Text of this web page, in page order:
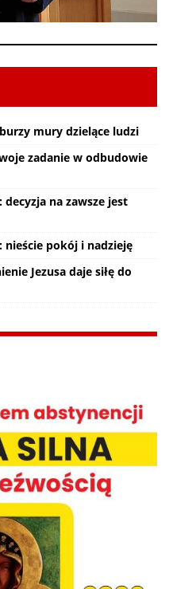
mury dzielące ludzi
zadanie w odbudowie
decyzja na zawsze jest
nieście pokój i nadzieję
Jezusa daje siłę do